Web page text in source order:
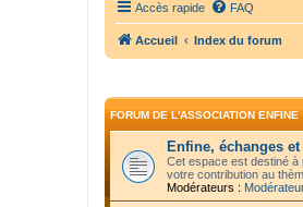
Accès rapide FAQ
Accueil Index du forum
FORUM DE L'ASSOCIATION ENFINE
Enfine, échanges
Cet espace est destiné à
votre contribution au
Modérateurs :